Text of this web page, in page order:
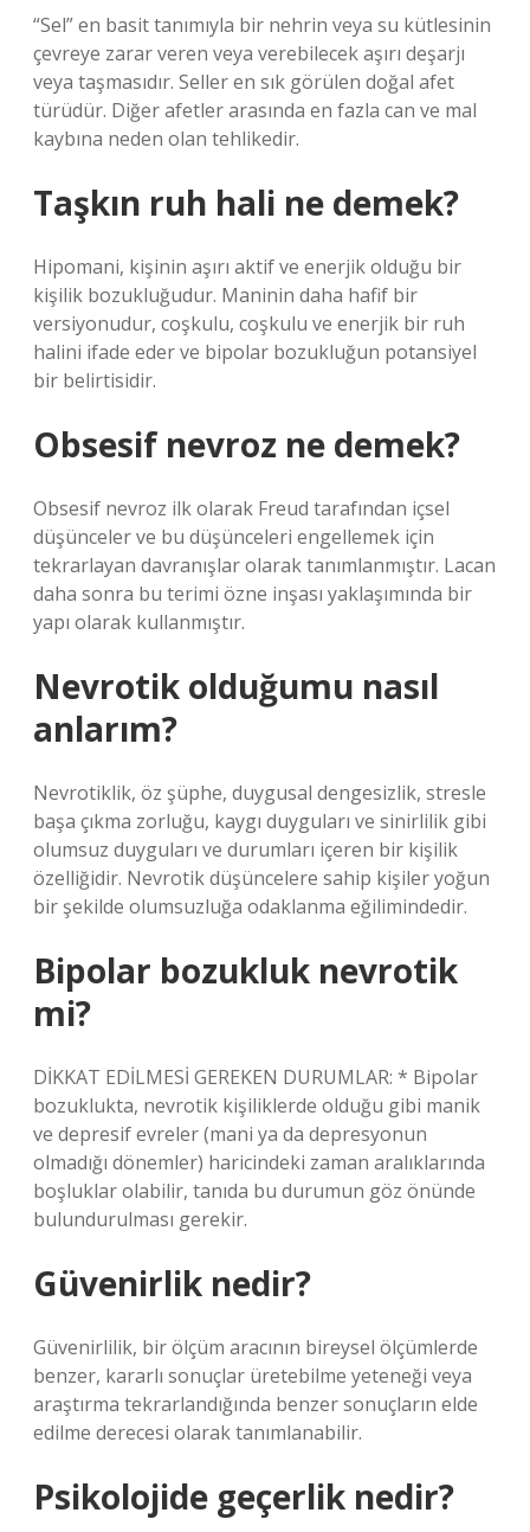
“Sel” en basit tanımıyla bir nehrin veya su kütlesinin
çevreye zarar veren veya verebilecek aşırı deşarjı
veya taşmasıdır. Seller en sık görülen doğal afet
türüdür. Diğer afetler arasında en fazla can ve mal
kaybına neden olan tehlikedir.
Taşkın ruh hali ne demek?
Hipomani, kişinin aşırı aktif ve enerjik olduğu bir
kişilik bozukluğudur. Maninin daha hafif bir
versiyonudur, coşkulu, coşkulu ve enerjik bir ruh
halini ifade eder ve bipolar bozukluğun potansiyel
bir belirtisidir.
Obsesif nevroz ne demek?
Obsesif nevroz ilk olarak Freud tarafından içsel
düşünceler ve bu düşünceleri engellemek için
tekrarlayan davranışlar olarak tanımlanmıştır. Lacan
daha sonra bu terimi özne inşası yaklaşımında bir
yapı olarak kullanmıştır.
Nevrotik olduğumu nasıl
anlarım?
Nevrotiklik, öz şüphe, duygusal dengesizlik, stresle
başa çıkma zorluğu, kaygı duyguları ve sinirlilik gibi
olumsuz duyguları ve durumları içeren bir kişilik
özelliğidir. Nevrotik düşüncelere sahip kişiler yoğun
bir şekilde olumsuzluğa odaklanma eğilimindedir.
Bipolar bozukluk nevrotik
mi?
DİKKAT EDİLMESİ GEREKEN DURUMLAR: * Bipolar
bozuklukta, nevrotik kişiliklerde olduğu gibi manik
ve depresif evreler (mani ya da depresyonun
olmadığı dönemler) haricindeki zaman aralıklarında
boşluklar olabilir, tanıda bu durumun göz önünde
bulundurulması gerekir.
Güvenirlik nedir?
Güvenirlilik, bir ölçüm aracının bireysel ölçümlerde
benzer, kararlı sonuçlar üretebilme yeteneği veya
araştırma tekrarlandığında benzer sonuçların elde
edilme derecesi olarak tanımlanabilir.
Psikolojide geçerlik nedir?